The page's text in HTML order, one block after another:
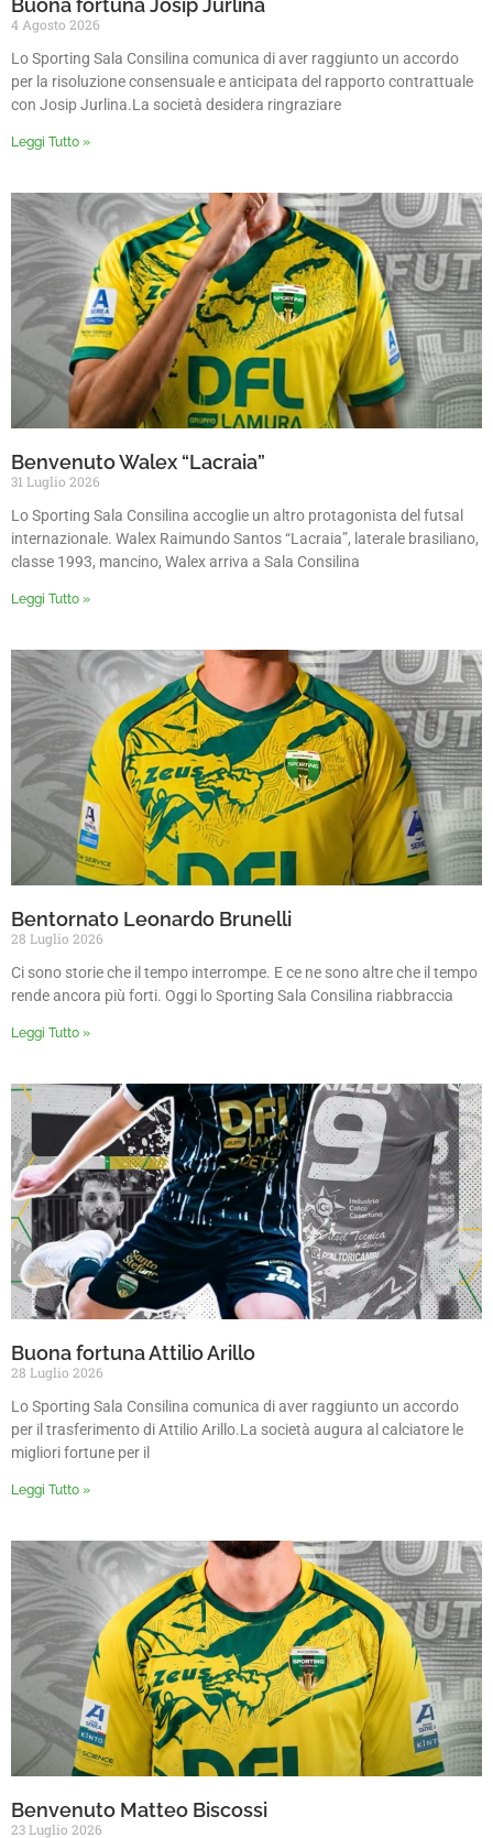
Buona fortuna Josip Jurlina
4 Agosto 2026
Lo Sporting Sala Consilina comunica di aver raggiunto un accordo
per la risoluzione consensuale e anticipata del rapporto contrattuale
con Josip Jurlina.La società desidera ringraziare
Leggi Tutto »
Benvenuto Walex “Lacraia”
31 Luglio 2026
Lo Sporting Sala Consilina accoglie un altro protagonista del futsal
internazionale. Walex Raimundo Santos “Lacraia”, laterale brasiliano,
classe 1993, mancino, Walex arriva a Sala Consilina
Leggi Tutto »
Bentornato Leonardo Brunelli
28 Luglio 2026
Ci sono storie che il tempo interrompe. E ce ne sono altre che il tempo
rende ancora più forti. Oggi lo Sporting Sala Consilina riabbraccia
Leggi Tutto »
Buona fortuna Attilio Arillo
28 Luglio 2026
Lo Sporting Sala Consilina comunica di aver raggiunto un accordo
per il trasferimento di Attilio Arillo.La società augura al calciatore le
migliori fortune per il
Leggi Tutto »
Benvenuto Matteo Biscossi
23 Luglio 2026